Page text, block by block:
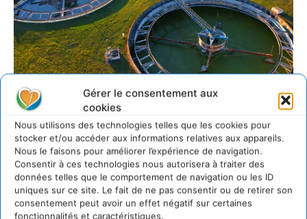
Gérer le consentement aux
cookies
Nous utilisons des technologies telles que les cookies pour
stocker et/ou accéder aux informations relatives aux appareils.
Nous le faisons pour améliorer l’expérience de navigation.
Consentir à ces technologies nous autorisera à traiter des
données telles que le comportement de navigation ou les ID
uniques sur ce site. Le fait de ne pas consentir ou de retirer son
consentement peut avoir un effet négatif sur certaines
fonctionnalités et caractéristiques.
Un modèle tourné vers l’intérêt général
«Incarner une finance responsable pour renforcer
le pouvoir d’agir du monde local afin de répondre
aux besoins présents et futurs des habitants».
Telle est la raison d’être de l’AFL que nous,